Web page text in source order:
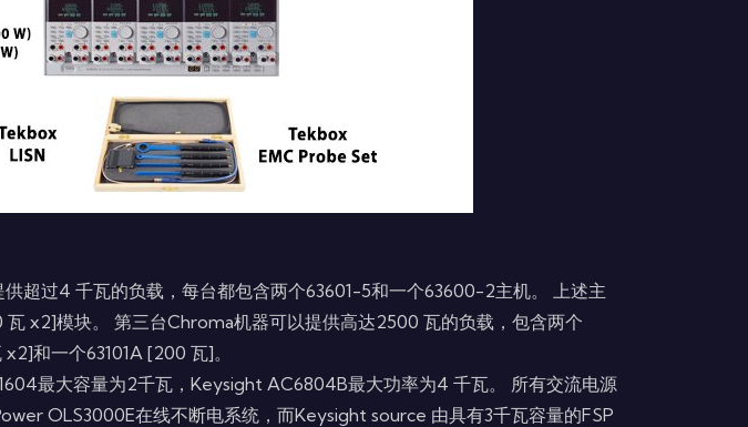
超过4 千瓦的负载，每台都包含两个63601-5和一个63600-2主机。 上述主
x2]模块。 第三台Chroma机器可以提供高达2500 瓦的负载，包含两个
和一个63101A [200 瓦]。
最大容量为2千瓦，Keysight AC6804B最大功率为4 千瓦。 所有交流电源
OLS3000E在线不断电系统，而Keysight source 由具有3千瓦容量的FSP